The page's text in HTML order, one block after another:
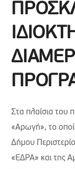
Στα πλαίσια του
«Αρωγή», το
Δήμου
«ΕΔΡΑ» και της